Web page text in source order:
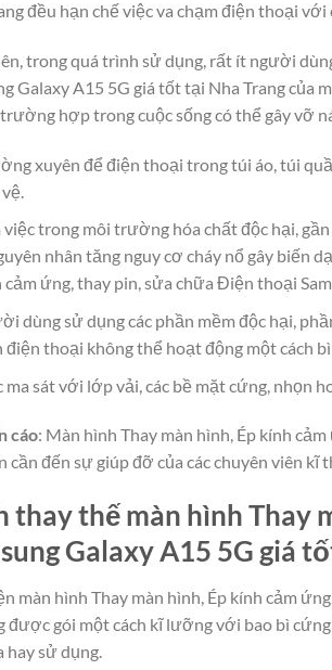
đều hạn chế việc va chạm điện thoại
trong quá trình sử dụng, rất ít người
Galaxy A15 5G giá tốt tại Nha Trang
hợp trong cuộc sống có thể gây vỡ
xuyên để điện thoại trong túi áo, túi
việc trong môi trường hóa chất độc hại,
nhân tăng nguy cơ cháy nổ gây biến
cảm ứng, thay pin, sửa chữa Điện thoại
dùng sử dụng các phần mềm độc hại,
điện thoại không thể hoạt động một cách
ma sát với lớp vải, các bề mặt cứng, nhọn
cáo: Màn hình Thay màn hình, Ép kính
cần đến sự giúp đỡ của các chuyên viên
thay thế màn hình Thay
Galaxy A15 5G giá
màn hình Thay màn hình, Ép kính cảm
gói một cách kĩ lưỡng với bao bì cứng
hay sử dụng.